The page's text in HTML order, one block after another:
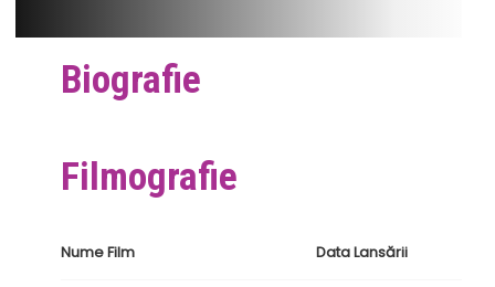
Biografie
Filmografie
Nume Film Data Lansării